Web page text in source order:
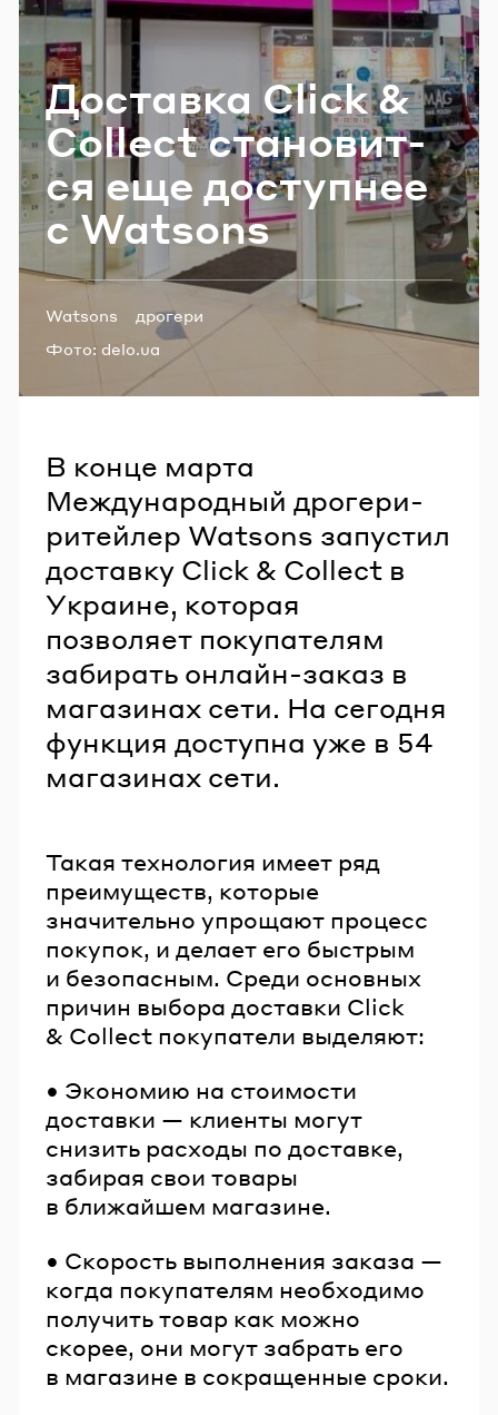
До­став­ка Click &
Collect ста­но­вит­
ся еще до­ступ­нее
с Watsons
Теги:
Watsons
дрогери
Фото: delo.ua
В конце марта
Международный дрогери-
ритейлер Watsons запустил
доставку Click & Collect в
Украине, которая
позволяет покупателям
забирать онлайн-заказ в
магазинах сети. На сегодня
функция доступна уже в 54
магазинах сети.
Такая технология имеет ряд
преимуществ, которые
значительно упрощают процесс
покупок, и делает его быстрым
и безопасным. Среди основных
причин выбора доставки Click
& Collect покупатели выделяют:
• Экономию на стоимости
доставки — клиенты могут
снизить расходы по доставке,
забирая свои товары
в ближайшем магазине.
• Скорость выполнения заказа —
когда покупателям необходимо
получить товар как можно
скорее, они могут забрать его
в магазине в сокращенные сроки.
Email
Пароль
Забыли пароль?
ВОЙТИ